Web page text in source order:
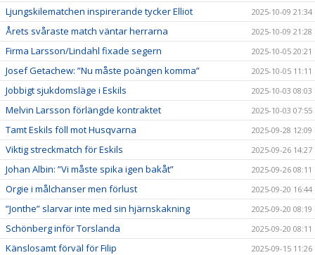
Ljungskilematchen inspirerande tycker Elliot 2025-10-09 21:34
Årets svåraste match väntar herrarna 2025-10-09 21:28
Firma Larsson/Lindahl fixade segern 2025-10-05 20:21
Josef Getachew: ”Nu måste poängen komma” 2025-10-05 11:11
Jobbigt sjukdomsläge i Eskils 2025-10-03 08:03
Melvin Larsson förlängde kontraktet 2025-10-03 07:55
Tamt Eskils föll mot Husqvarna 2025-09-28 12:09
Viktig streckmatch för Eskils 2025-09-26 14:27
Johan Albin: ”Vi måste spika igen bakåt” 2025-09-26 08:11
Orgie i målchanser men förlust 2025-09-20 16:44
”Jonthe” slarvar inte med sin hjärnskakning 2025-09-20 08:19
Schönberg inför Torslanda 2025-09-20 08:11
Känslosamt förväl för Filip 2025-09-15 11:26